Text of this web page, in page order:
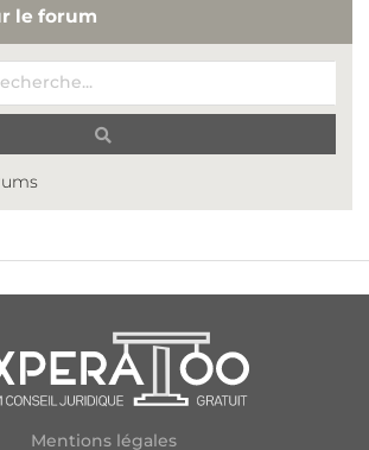
le forum
Mentions légales